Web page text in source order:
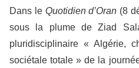
Dans le Quotidien d’Oran (8
sous la plume de Ziad
pluridisciplinaire « Algérie,
sociétale totale » de la